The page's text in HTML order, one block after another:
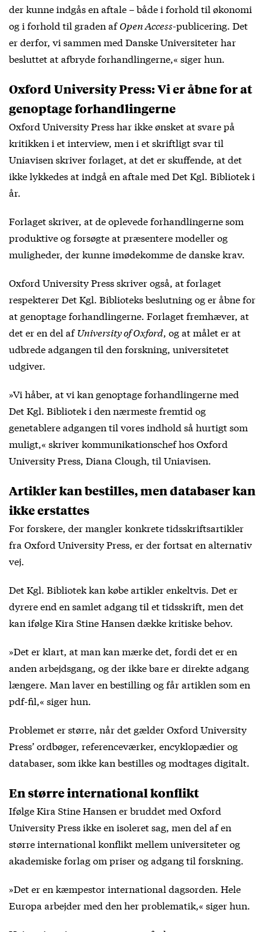
der kunne indgås en aftale – både i forhold til økonomi
og i forhold til graden afOpen Access-publicering. Det
er derfor, vi sammen med Danske Universiteter har
besluttet at afbryde forhandlingerne,« siger hun.
Oxford University Press: Vi er åbne for at
genoptage forhandlingerne
Oxford University Press har ikke ønsket at svare på
kritikken i et interview, men i et skriftligt svar til
Uniavisen skriver forlaget, at det er skuffende, at det
ikke lykkedes at indgå en aftale med Det Kgl. Bibliotek i
år.
Forlaget skriver, at de oplevede forhandlingerne som
produktive og forsøgte at præsentere modeller og
muligheder, der kunne imødekomme de danske krav.
Oxford University Press skriver også, at forlaget
respekterer Det Kgl. Biblioteks beslutning og er åbne for
at genoptage forhandlingerne. Forlaget fremhæver, at
det er en del afUniversity of Oxford, og at målet er at
udbrede adgangen til den forskning, universitetet
udgiver.
»Vi håber, at vi kan genoptage forhandlingerne med
Det Kgl. Bibliotek i den nærmeste fremtid og
genetablere adgangen til vores indhold så hurtigt som
muligt,« skriver kommunikationschef hos Oxford
University Press, Diana Clough, til Uniavisen.
Artikler kan bestilles, men databaser kan
ikke erstattes
For forskere, der mangler konkrete tidsskriftsartikler
fra Oxford University Press, er der fortsat en alternativ
vej.
Det Kgl. Bibliotek kan købe artikler enkeltvis. Det er
dyrere end en samlet adgang til et tidsskrift, men det
kan ifølge Kira Stine Hansen dække kritiske behov.
»Det er klart, at man kan mærke det, fordi det er en
anden arbejdsgang, og der ikke bare er direkte adgang
længere. Man laver en bestilling og får artiklen som en
pdf-fil,« siger hun.
Problemet er større, når det gælder Oxford University
Press’ ordbøger, referenceværker, encyklopædier og
databaser, som ikke kan bestilles og modtages digitalt.
En større international konflikt
Ifølge Kira Stine Hansen er bruddet med Oxford
University Press ikke en isoleret sag, men del af en
større international konflikt mellem universiteter og
akademiske forlag om priser og adgang til forskning.
»Det er en kæmpestor international dagsorden. Hele
Europa arbejder med den her problematik,« siger hun.